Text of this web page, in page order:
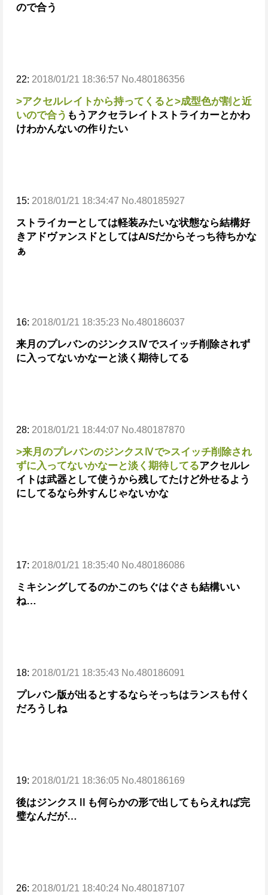
ので合う
22: 2018/01/21 18:36:57 No.480186356
>アクセルレイトから持ってくると>成型色が割と近
いので合う もうアクセラレイトストライカーとかわ
けわかんないの作りたい
15: 2018/01/21 18:34:47 No.480185927
ストライカーとしては軽装みたいな状態なら結構好
き アドヴァンスドとしてはA/Sだからそっち待ちかな
ぁ
16: 2018/01/21 18:35:23 No.480186037
来月のプレバンのジンクスⅣでスイッチ削除されず
に入ってないかなーと淡く期待してる
28: 2018/01/21 18:44:07 No.480187870
>来月のプレバンのジンクスⅣで>スイッチ削除され
ずに入ってないかなーと淡く期待してるアクセルレ
イトは武器として使うから残してたけど外せるよう
にしてるなら外すんじゃないかな
17: 2018/01/21 18:35:40 No.480186086
ミキシングしてるのかこのちぐはぐさも結構いい
ね…
18: 2018/01/21 18:35:43 No.480186091
プレバン版が出るとするならそっちはランスも付く
だろうしね
19: 2018/01/21 18:36:05 No.480186169
後はジンクスⅡも何らかの形で出してもらえれば完
璧なんだが…
26: 2018/01/21 18:40:24 No.480187107